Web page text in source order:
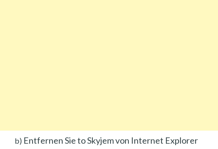
b) Entfernen Sie to Skyjem von Internet Explorer